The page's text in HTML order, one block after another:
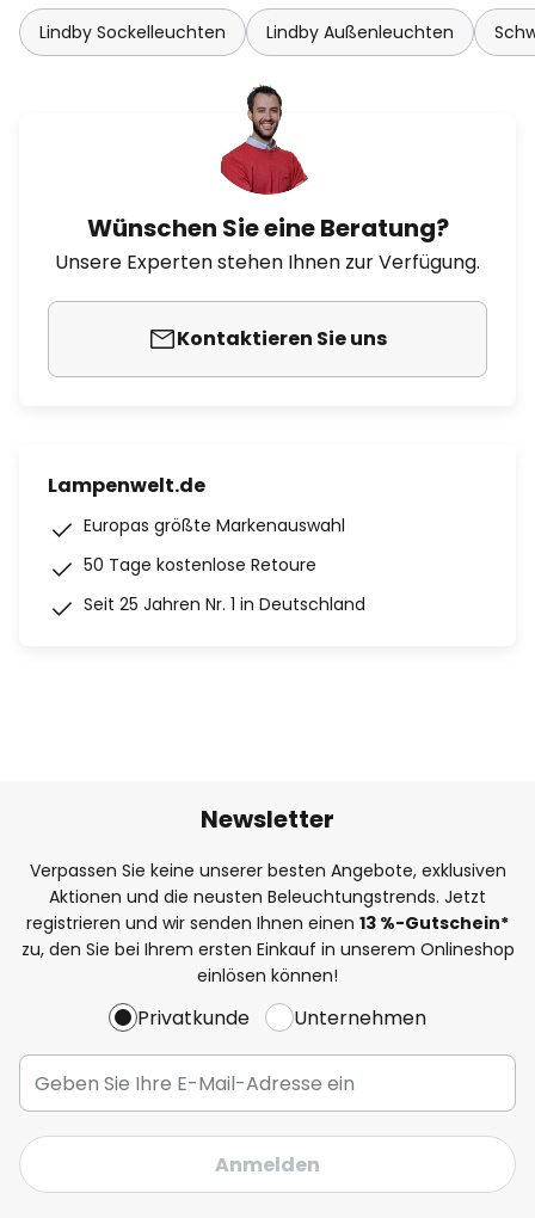
Lindby Sockelleuchten Lindby Außenleuchten
Wünschen Sie eine Beratung?
Unsere Experten stehen Ihnen zur Verfügung.
Kontaktieren Sie uns
Lampenwelt.de
Europas größte Markenauswahl
50 Tage kostenlose Retoure
Seit 25 Jahren Nr. 1 in Deutschland
Newsletter
Verpassen Sie keine unserer besten Angebote, exklusiven
Aktionen und die neusten Beleuchtungstrends. Jetzt
registrieren und wir senden Ihnen einen 13 %-Gutschein*
zu, den Sie bei Ihrem ersten Einkauf in unserem Onlineshop
einlösen können!
Privatkunde Unternehmen
Anmelden